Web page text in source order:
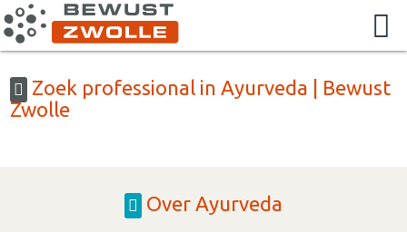
Zoek professional in Ayurveda | Bewust
Zwolle
Over Ayurveda